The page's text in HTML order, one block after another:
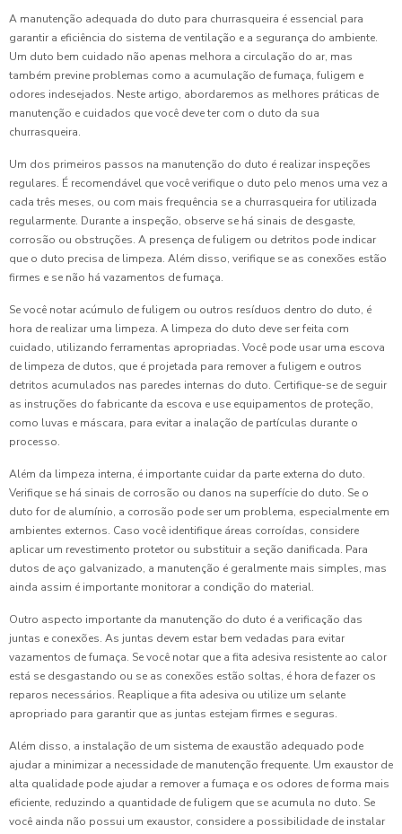
A manutenção adequada do duto para churrasqueira é essencial para
garantir a eficiência do sistema de ventilação e a segurança do ambiente.
Um duto bem cuidado não apenas melhora a circulação do ar, mas
também previne problemas como a acumulação de fumaça, fuligem e
odores indesejados. Neste artigo, abordaremos as melhores práticas de
manutenção e cuidados que você deve ter com o duto da sua
churrasqueira.
Um dos primeiros passos na manutenção do duto é realizar inspeções
regulares. É recomendável que você verifique o duto pelo menos uma vez a
cada três meses, ou com mais frequência se a churrasqueira for utilizada
regularmente. Durante a inspeção, observe se há sinais de desgaste,
corrosão ou obstruções. A presença de fuligem ou detritos pode indicar
que o duto precisa de limpeza. Além disso, verifique se as conexões estão
firmes e se não há vazamentos de fumaça.
Se você notar acúmulo de fuligem ou outros resíduos dentro do duto, é
hora de realizar uma limpeza. A limpeza do duto deve ser feita com
cuidado, utilizando ferramentas apropriadas. Você pode usar uma escova
de limpeza de dutos, que é projetada para remover a fuligem e outros
detritos acumulados nas paredes internas do duto. Certifique-se de seguir
as instruções do fabricante da escova e use equipamentos de proteção,
como luvas e máscara, para evitar a inalação de partículas durante o
processo.
Além da limpeza interna, é importante cuidar da parte externa do duto.
Verifique se há sinais de corrosão ou danos na superfície do duto. Se o
duto for de alumínio, a corrosão pode ser um problema, especialmente em
ambientes externos. Caso você identifique áreas corroídas, considere
aplicar um revestimento protetor ou substituir a seção danificada. Para
dutos de aço galvanizado, a manutenção é geralmente mais simples, mas
ainda assim é importante monitorar a condição do material.
Outro aspecto importante da manutenção do duto é a verificação das
juntas e conexões. As juntas devem estar bem vedadas para evitar
vazamentos de fumaça. Se você notar que a fita adesiva resistente ao calor
está se desgastando ou se as conexões estão soltas, é hora de fazer os
reparos necessários. Reaplique a fita adesiva ou utilize um selante
apropriado para garantir que as juntas estejam firmes e seguras.
Além disso, a instalação de um sistema de exaustão adequado pode
ajudar a minimizar a necessidade de manutenção frequente. Um exaustor de
alta qualidade pode ajudar a remover a fumaça e os odores de forma mais
eficiente, reduzindo a quantidade de fuligem que se acumula no duto. Se
você ainda não possui um exaustor, considere a possibilidade de instalar